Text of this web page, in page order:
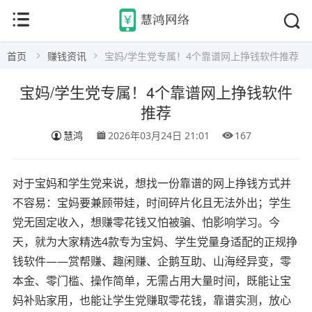
首页 赚钱资讯 宝妈/学生党专属！4个靠谱网上挣钱软件推荐
宝妈/学生党专属！4个靠谱网上挣钱软件
推荐
慧鸿 2026年03月24日 21:01 167
对于宝妈和学生党来说，想找一份靠谱的网上挣钱方式并
不容易：宝妈要兼顾带娃，时间碎片化且无法外出；学生
党无固定收入，想赚零花钱又怕被骗、怕影响学习。今
天，就为大家精选4款专为宝妈、学生党量身适配的正规挣
钱软件——赏帮赚、趣闲赚、企鹅互助、山海经异变，零
本金、零门槛、操作简单，无需占用大量时间，既能让宝
妈补贴家用，也能让学生党赚取零花钱，靠谱实测，放心